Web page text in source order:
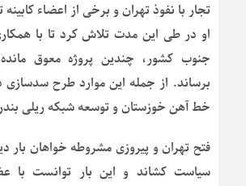
تجار با نفوذ تهران و برخی از اعضاء
او در طی این مدت تلاش کرد تا با
جنوب کشور، چندین پروژه معوق
برساند. از جمله این موارد طرح سدسازی
خط آهن خوزستان و توسعه شبکه ریلی
فتح تهران و پیروزی مشروطه خواهان بار
سیاست کشاند و این بار توانست